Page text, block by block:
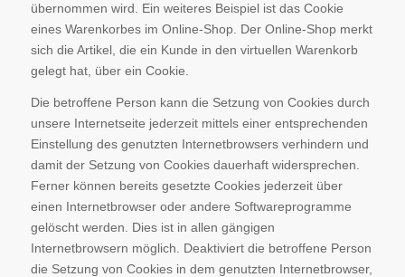
übernommen wird. Ein weiteres Beispiel ist das Cookie
eines Warenkorbes im Online-Shop. Der Online-Shop merkt
sich die Artikel, die ein Kunde in den virtuellen Warenkorb
gelegt hat, über ein Cookie.
Die betroffene Person kann die Setzung von Cookies durch
unsere Internetseite jederzeit mittels einer entsprechenden
Einstellung des genutzten Internetbrowsers verhindern und
damit der Setzung von Cookies dauerhaft widersprechen.
Ferner können bereits gesetzte Cookies jederzeit über
einen Internetbrowser oder andere Softwareprogramme
gelöscht werden. Dies ist in allen gängigen
Internetbrowsern möglich. Deaktiviert die betroffene Person
die Setzung von Cookies in dem genutzten Internetbrowser,